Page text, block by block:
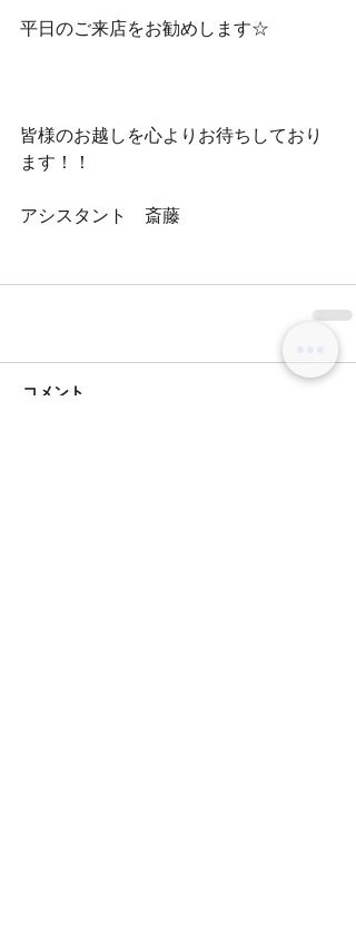
平日のご来店をお勧めします☆
皆様のお越しを心よりお待ちしており
ます！！
アシスタント　斎藤
コメント